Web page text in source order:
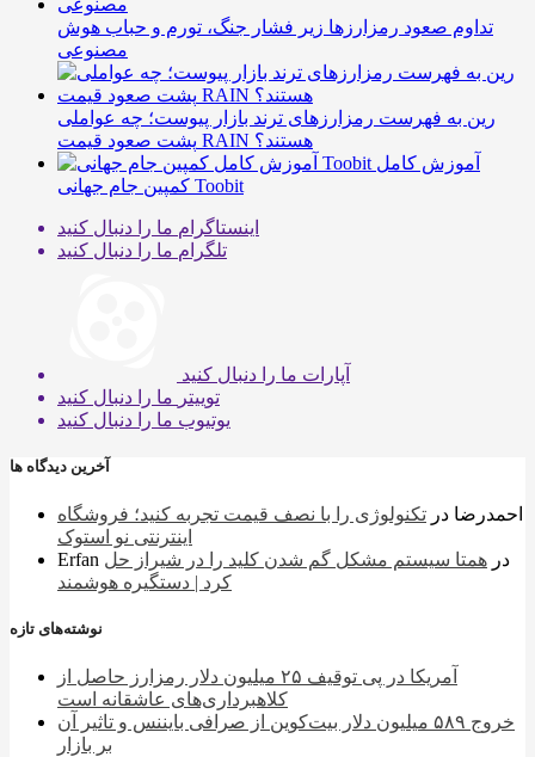
تداوم صعود رمزارزها زیر فشار جنگ، تورم و حباب هوش
مصنوعی
رین به فهرست رمزارزهای ترند بازار پیوست؛ چه عواملی
پشت صعود قیمت RAIN هستند؟
آموزش کامل
کمپین جام جهانی Toobit
اینستاگرام ما را دنبال کنید
تلگرام ما را دنبال کنید
آپارات ما را دنبال کنید
توییتر ما را دنبال کنید
یوتیوب ما را دنبال کنید
آخرین دیدگاه ها
احمدرضا در تکنولوژی را با نصف قیمت تجربه کنید؛ فروشگاه
اینترنتی نو استوک
Erfan
در همتا سیستم مشکل گم شدن کلید را در شیراز حل
کرد | دستگیره هوشمند
نوشته‌های تازه
آمریکا در پی توقیف ۲۵ میلیون دلار رمزارز حاصل از
کلاهبرداری‌های عاشقانه است
خروج ۵۸۹ میلیون دلار بیت‌کوین از صرافی بایننس و تاثیر آن
بر بازار